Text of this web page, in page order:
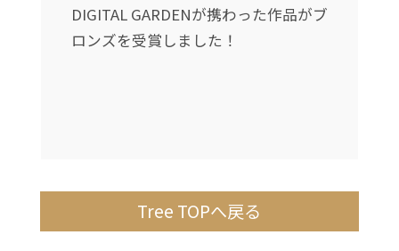
DIGITAL GARDENが携わった作品がブ
ロンズを受賞しました！
Tree TOPへ戻る